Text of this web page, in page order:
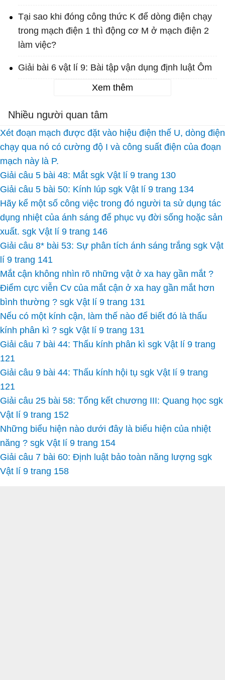
Tại sao khi đóng công thức K để dòng điện chạy
trong mạch điện 1 thì động cơ M ở mạch điện 2
làm việc?
Giải bài 6 vật lí 9: Bài tập vận dụng định luật Ôm
Xem thêm
Nhiều người quan tâm
Xét đoạn mạch được đặt vào hiệu điện thế U, dòng điện
chạy qua nó có cường độ I và công suất điện của đoạn
mạch này là P.
Giải câu 5 bài 48: Mắt sgk Vật lí 9 trang 130
Giải câu 5 bài 50: Kính lúp sgk Vật lí 9 trang 134
Hãy kể một số công việc trong đó người ta sử dụng tác
dụng nhiệt của ánh sáng để phục vụ đời sống hoặc sản
xuất. sgk Vật lí 9 trang 146
Giải câu 8* bài 53: Sự phân tích ánh sáng trắng sgk Vật
lí 9 trang 141
Mắt cận không nhìn rõ những vật ở xa hay gần mắt ?
Điểm cực viễn Cv của mắt cận ở xa hay gần mắt hơn
bình thường ? sgk Vật lí 9 trang 131
Nếu có một kính cận, làm thế nào để biết đó là thấu
kính phân kì ? sgk Vật lí 9 trang 131
Giải câu 7 bài 44: Thấu kính phân kì sgk Vật lí 9 trang
121
Giải câu 9 bài 44: Thấu kính hội tụ sgk Vật lí 9 trang
121
Giải câu 25 bài 58: Tổng kết chương III: Quang học sgk
Vật lí 9 trang 152
Những biểu hiện nào dưới đây là biểu hiện của nhiệt
năng ? sgk Vật lí 9 trang 154
Giải câu 7 bài 60: Định luật bảo toàn năng lượng sgk
Vật lí 9 trang 158